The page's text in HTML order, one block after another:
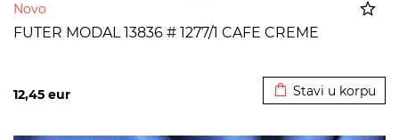
Novo
FUTER MODAL 13836 # 1277/1 CAFE CREME
12,45 eur Stavi u korpu